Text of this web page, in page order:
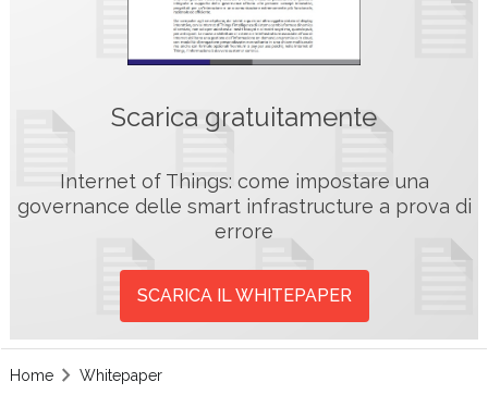
Scarica gratuitamente
Internet of Things: come impostare una
governance delle smart infrastructure a prova di
errore
SCARICA IL WHITEPAPER
Home Whitepaper